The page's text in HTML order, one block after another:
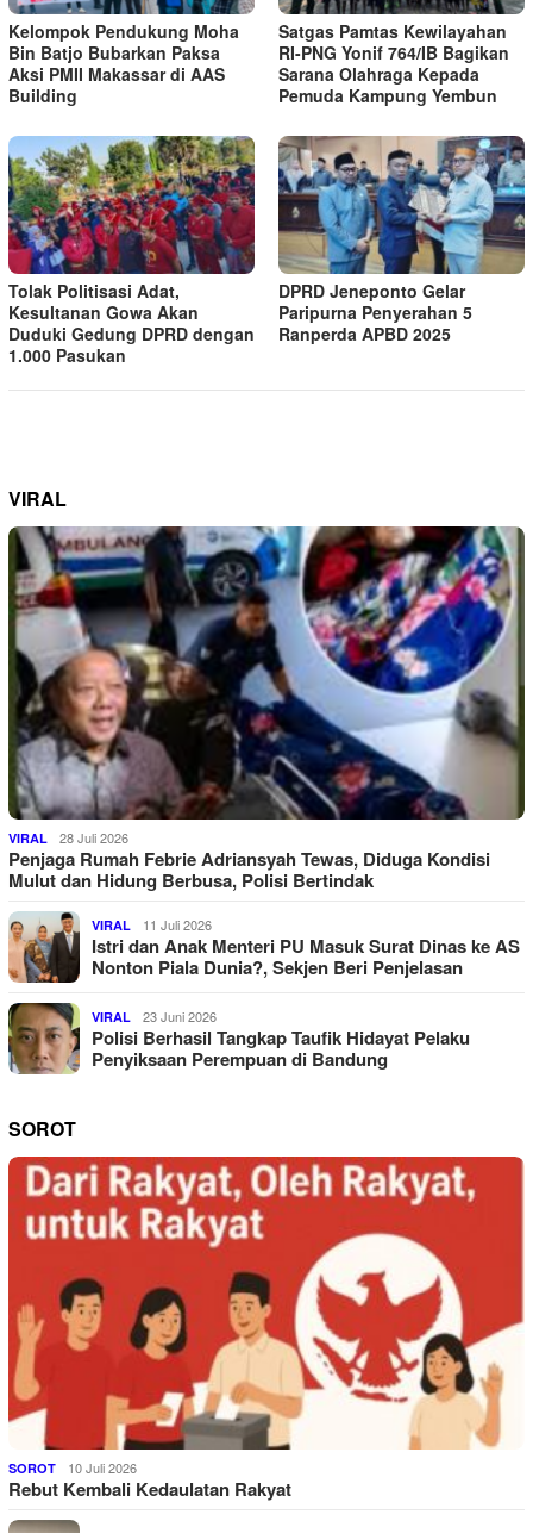
Kelompok Pendukung Moha
Bin Batjo Bubarkan Paksa
Aksi PMII Makassar di AAS
Building
Satgas Pamtas Kewilayahan
RI-PNG Yonif 764/IB Bagikan
Sarana Olahraga Kepada
Pemuda Kampung Yembun
Tolak Politisasi Adat,
Kesultanan Gowa Akan
Duduki Gedung DPRD dengan
1.000 Pasukan
DPRD Jeneponto Gelar
Paripurna Penyerahan 5
Ranperda APBD 2025
VIRAL
VIRAL 28 Juli 2026
Penjaga Rumah Febrie Adriansyah Tewas, Diduga Kondisi
Mulut dan Hidung Berbusa, Polisi Bertindak
VIRAL 11 Juli 2026
Istri dan Anak Menteri PU Masuk Surat Dinas ke AS
Nonton Piala Dunia?, Sekjen Beri Penjelasan
VIRAL 23 Juni 2026
Polisi Berhasil Tangkap Taufik Hidayat Pelaku
Penyiksaan Perempuan di Bandung
SOROT
SOROT 10 Juli 2026
Rebut Kembali Kedaulatan Rakyat